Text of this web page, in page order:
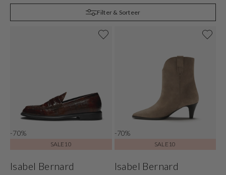
Filter & Sorteer
-70%
SALE10
Isabel Bernard
-70%
SALE10
Isabel Bernard